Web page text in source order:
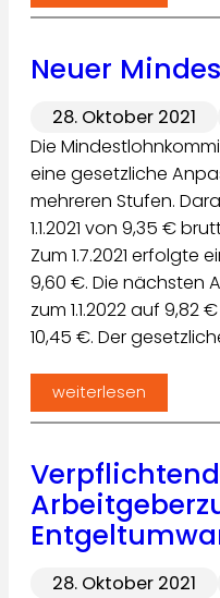
Neuer
28. Oktober 2021
Die
eine gesetzliche
mehreren Stufen.
1.1.2021 von 9,35 €
Zum 1.7.2021 erfolgte
9,60 €. Die nächsten
zum 1.1.2022 auf 9,82
10,45 €. Der
weiterlesen
28. Oktober 2021